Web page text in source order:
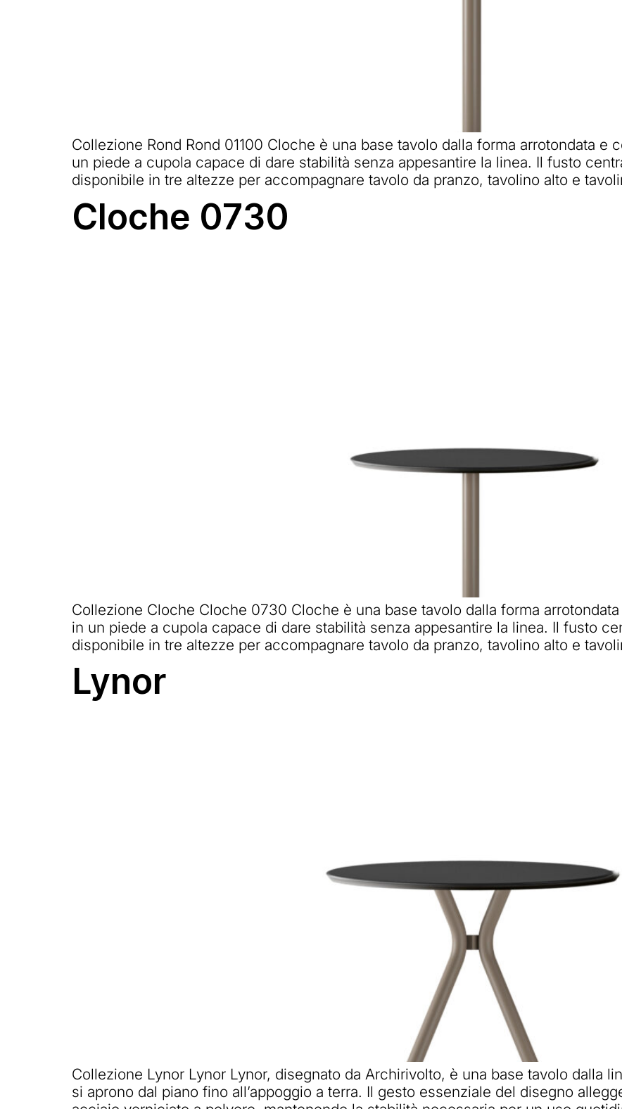
Collezione Rond Rond 01100 Cloche è una base tavolo dalla forma arrotondata e
un piede a cupola capace di dare stabilità senza appesantire la linea. Il fusto
disponibile in tre altezze per accompagnare tavolo da pranzo, tavolino alto e
Cloche 0730
Collezione Cloche Cloche 0730 Cloche è una base tavolo dalla forma
in un piede a cupola capace di dare stabilità senza appesantire la linea. Il fusto
disponibile in tre altezze per accompagnare tavolo da pranzo, tavolino alto e
Lynor
Collezione Lynor Lynor Lynor, disegnato da Archirivolto, è una base tavolo dalla
si aprono dal piano fino all’appoggio a terra. Il gesto essenziale del disegno